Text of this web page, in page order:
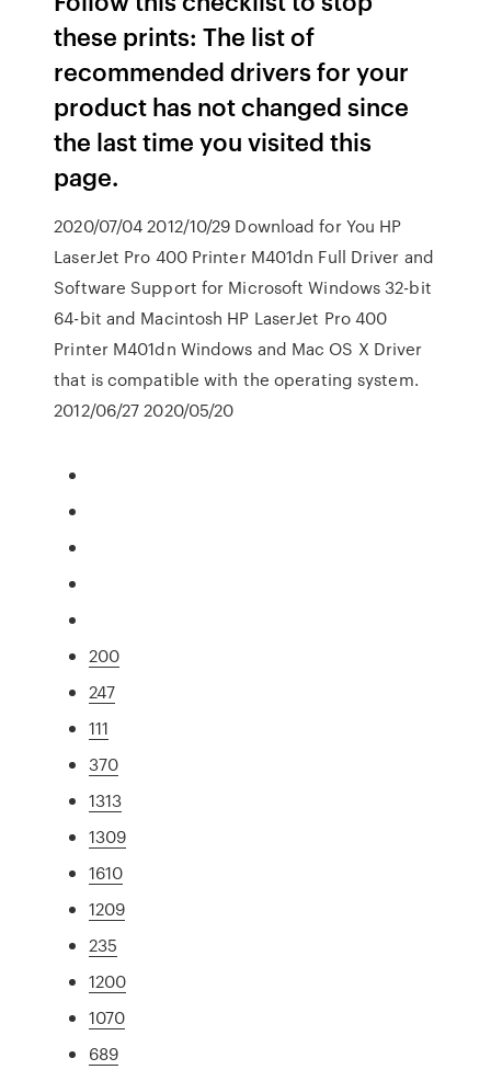
these prints: The list of
recommended drivers for your
product has not changed since
the last time you visited this
page.
2020/07/04 2012/10/29 Download for You HP
LaserJet Pro 400 Printer M401dn Full Driver and
Software Support for Microsoft Windows 32-bit
64-bit and Macintosh HP LaserJet Pro 400
Printer M401dn Windows and Mac OS X Driver
that is compatible with the operating system.
2012/06/27 2020/05/20
200
247
111
370
1313
1309
1610
1209
235
1200
1070
689